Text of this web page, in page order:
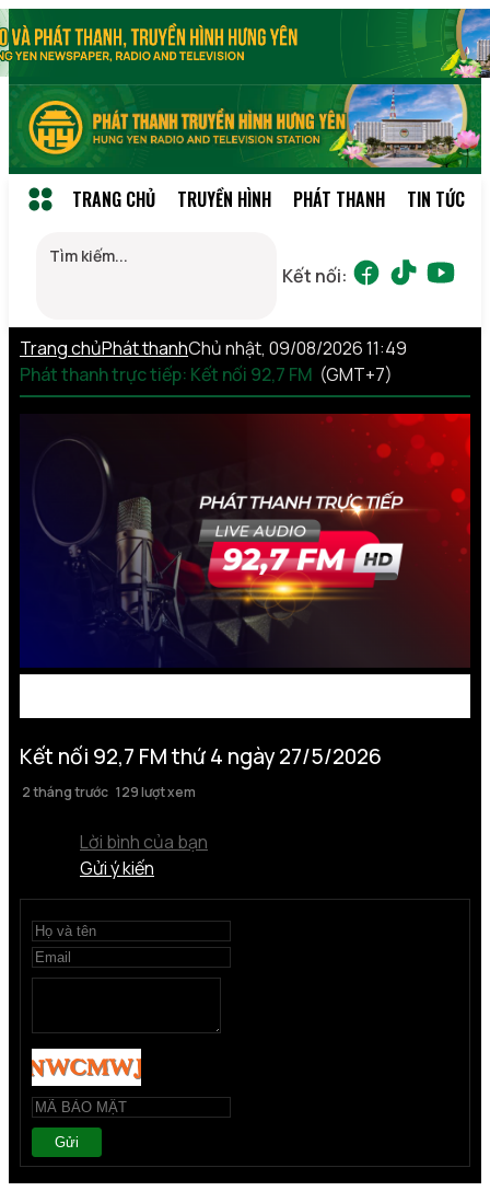
TRANG CHỦ TRUYỀN HÌNH PHÁT THANH TIN TỨC
Kết nối:
Trang chủPhát thanh
Phát thanh trực tiếp: Kết nối 92,7 FM
Chủ nhật, 09/08/2026 11:49
(GMT+7)
Kết nối 92,7 FM thứ 4 ngày 27/5/2026
2 tháng trước 129 lượt xem
Lời bình của bạn
Gửi ý kiến
Gửi